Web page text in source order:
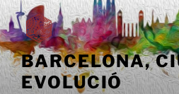
Saltar
al
contenido
BARCELONA,
EVOLUCIÓ